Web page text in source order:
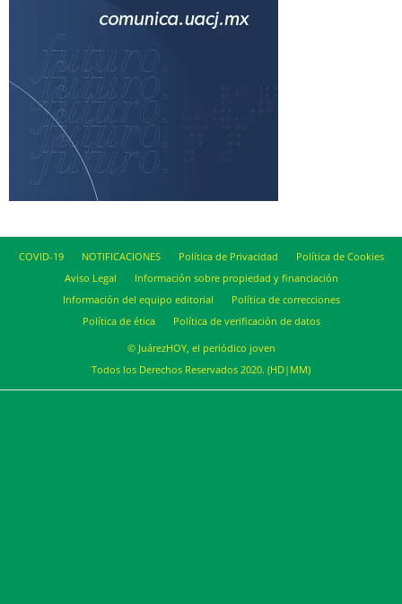
COVID-19 NOTIFICACIONES Política de Privacidad
Política de Cookies
Aviso Legal
Información sobre propiedad y financiación
Información del equipo editorial
Política de correcciones
Política de ética
Política de verificación de datos
© JuárezHOY, el periódico joven
Todos los Derechos Reservados 2020. (HD|MM)